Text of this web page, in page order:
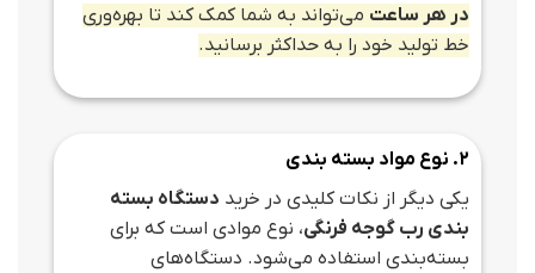
در هر ساعت می‌تواند به شما کمک کند تا بهره‌وری
خط تولید خود را به حداکثر برسانید.
2. نوع مواد بسته‌ بندی
یکی دیگر از نکات کلیدی در خرید دستگاه بسته‌
بندی رب گوجه فرنگی، نوع موادی است که برای
بسته‌بندی استفاده می‌شود. دستگاه‌های